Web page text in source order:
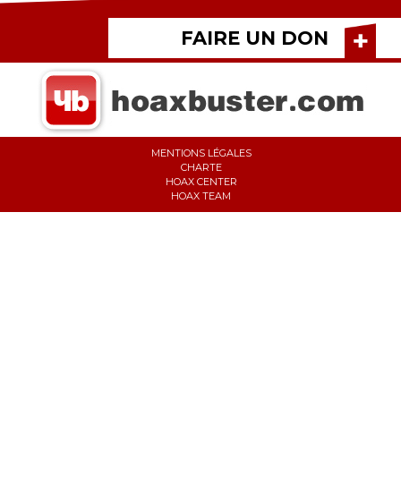
FAIRE UN DON
MENTIONS LÉGALES
CHARTE
HOAX CENTER
HOAX TEAM